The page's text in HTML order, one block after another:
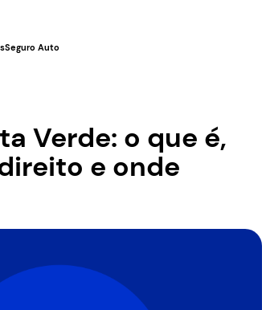
Seguro Auto
Verde: o que é,
e onde